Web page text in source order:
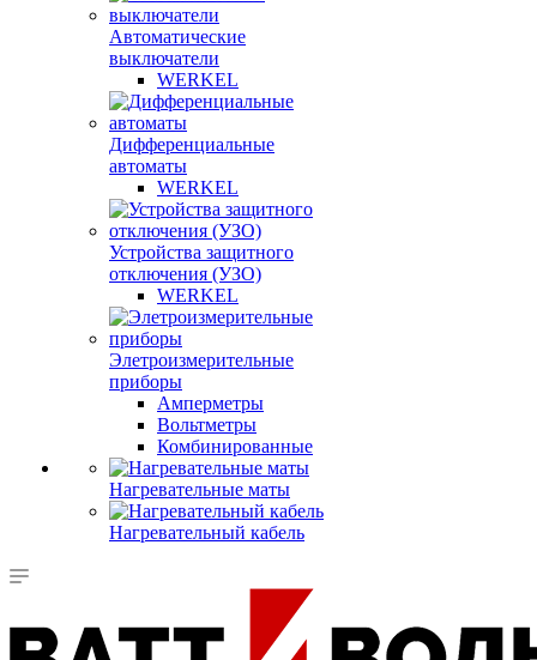
Автоматические
выключатели
WERKEL
Дифференциальные
автоматы
WERKEL
Устройства защитного
отключения (УЗО)
WERKEL
Элетроизмерительные
приборы
Амперметры
Вольтметры
Комбинированные
Нагревательные маты
Нагревательный кабель